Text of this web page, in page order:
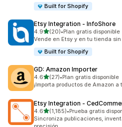
Built for Shopify
Etsy Integration ‑ InfoShore
4.9de 5 estrellas
(20)
20 reseñas en total
•Plan gratis disponible
Vende en Etsy y en tu tienda
Built for Shopify
GD: Amazon Importer
4.6de 5 estrellas
(27)
27 reseñas en total
•Plan gratis disponible
¡Importa productos de Amazon
Etsy Integration ‑
4.6de 5 estrellas
(1,185)
1185 reseñas en total
•Prueba gratis
Sincroniza publicaciones,